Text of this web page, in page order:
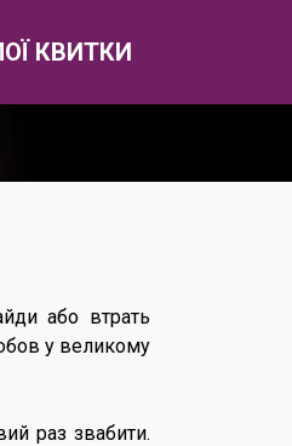
КВИТКИ
або втрать
у великому
раз звабити.